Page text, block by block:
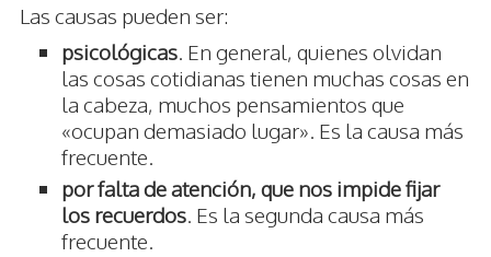
Las causas pueden ser:
psicológicas. En general, quienes olvidan
las cosas cotidianas tienen muchas cosas en
la cabeza, muchos pensamientos que
«ocupan demasiado lugar». Es la causa más
frecuente.
por falta de atención, que nos impide fijar
los recuerdos. Es la segunda causa más
frecuente.